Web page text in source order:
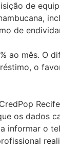
de
de
ao mês. O
o
os dados
informar o